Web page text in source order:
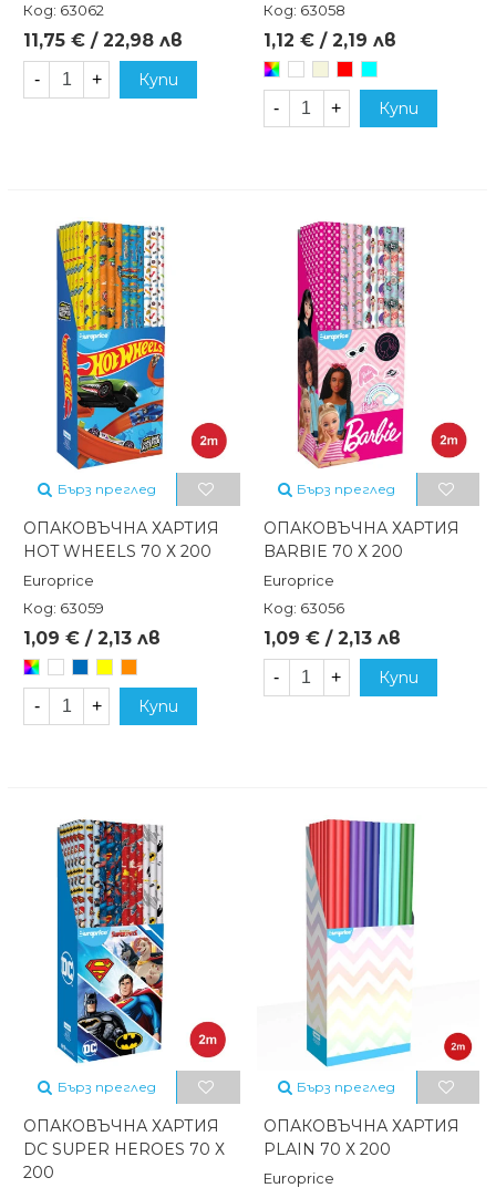
Код: 63062
11,75 € / 22,98 лв
- + Купи
Код: 63058
1,12 € / 2,19 лв
Произволен/
- + Купи
Бърз преглед
ОПАКОВЪЧНА ХАРТИЯ
HOT WHEELS 70 Х 200
Europrice
Код: 63059
1,09 € / 2,13 лв
Произволен/
- + Купи
Бърз преглед
ОПАКОВЪЧНА ХАРТИЯ
BARBIE 70 Х 200
Europrice
Код: 63056
1,09 € / 2,13 лв
- + Купи
Бърз преглед
ОПАКОВЪЧНА ХАРТИЯ
DC SUPER HEROES 70 Х
200
Бърз преглед
ОПАКОВЪЧНА ХАРТИЯ
PLAIN 70 Х 200
Europrice